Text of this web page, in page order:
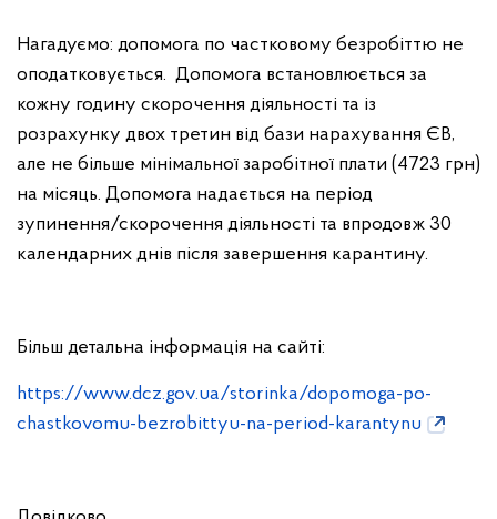
Нагадуємо: допомога по частковому безробіттю не
оподатковується. Допомога встановлюється за
кожну годину скорочення діяльності та із
розрахунку двох третин від бази нарахування ЄВ,
але не більше мінімальної заробітної плати (4723 грн)
на місяць. Допомога надається на період
зупинення/скорочення діяльності та впродовж 30
календарних днів після завершення карантину.
Більш детальна інформація на сайті:
https://www.dcz.gov.ua/storinka/dopomoga-po-
chastkovomu-bezrobittyu-na-period-karantynu